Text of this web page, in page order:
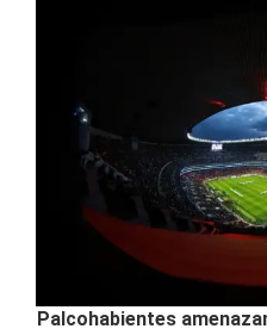
Palcohabientes